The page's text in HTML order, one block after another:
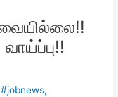
#jobnews,